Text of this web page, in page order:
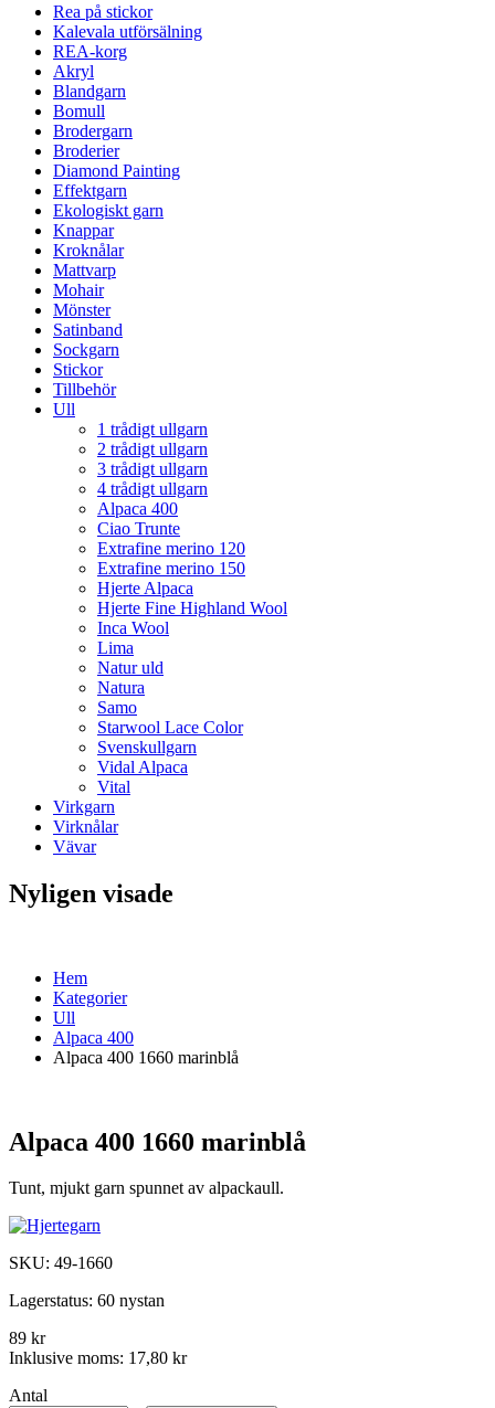
Rea på stickor
Kalevala utförsälning
REA-korg
Akryl
Blandgarn
Bomull
Brodergarn
Broderier
Diamond Painting
Effektgarn
Ekologiskt garn
Knappar
Kroknålar
Mattvarp
Mohair
Mönster
Satinband
Sockgarn
Stickor
Tillbehör
Ull
1 trådigt ullgarn
2 trådigt ullgarn
3 trådigt ullgarn
4 trådigt ullgarn
Alpaca 400
Ciao Trunte
Extrafine merino 120
Extrafine merino 150
Hjerte Alpaca
Hjerte Fine Highland Wool
Inca Wool
Lima
Natur uld
Natura
Samo
Starwool Lace Color
Svenskullgarn
Vidal Alpaca
Vital
Virkgarn
Virknålar
Vävar
Nyligen visade
Hem
Kategorier
Ull
Alpaca 400
Alpaca 400 1660 marinblå
Alpaca 400 1660 marinblå
Tunt, mjukt garn spunnet av alpackaull.
SKU: 49-1660
Lagerstatus: 60 nystan
89 kr
Inklusive moms: 17,80 kr
Antal